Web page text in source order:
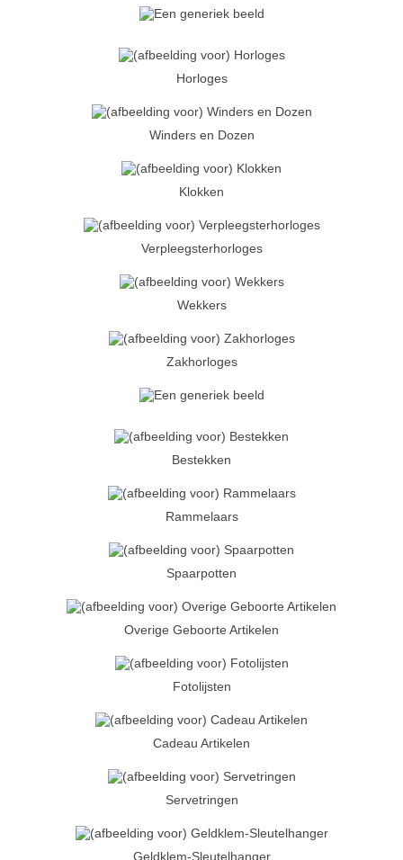
Horloges
Winders en Dozen
Klokken
Verpleegsterhorloges
Wekkers
Zakhorloges
Bestekken
Rammelaars
Spaarpotten
Overige Geboorte Artikelen
Fotolijsten
Cadeau Artikelen
Servetringen
Geldklem-Sleutelhanger